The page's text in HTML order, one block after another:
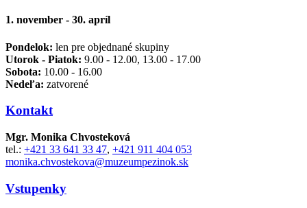
1. november - 30. apríl
Pondelok: len pre objednané skupiny
Utorok - Piatok: 9.00 - 12.00, 13.00 - 17.00
Sobota: 10.00 - 16.00
Nedeľa: zatvorené
Kontakt
Mgr. Monika Chvosteková
tel.: +421 33 641 33 47, +421 911 404 053
monika.chvostekova@muzeumpezinok.sk
Vstupenky